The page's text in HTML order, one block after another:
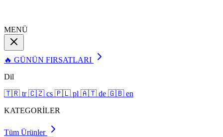
MENÜ
🔥 GÜNÜN FIRSATLARI
Dil
🇹🇷 tr 🇨🇿 cs 🇵🇱 pl 🇦🇹 de 🇬🇧 en
KATEGORİLER
Tüm Ürünler